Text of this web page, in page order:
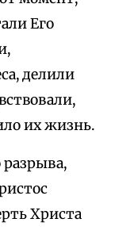
Его
делили
их жизнь.
разрыва,
Христа